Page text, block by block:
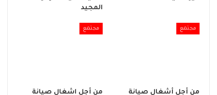
المجيد
مجتمع
من أجل أشغال صيانة
مجتمع
من أجل اشغال صيانة